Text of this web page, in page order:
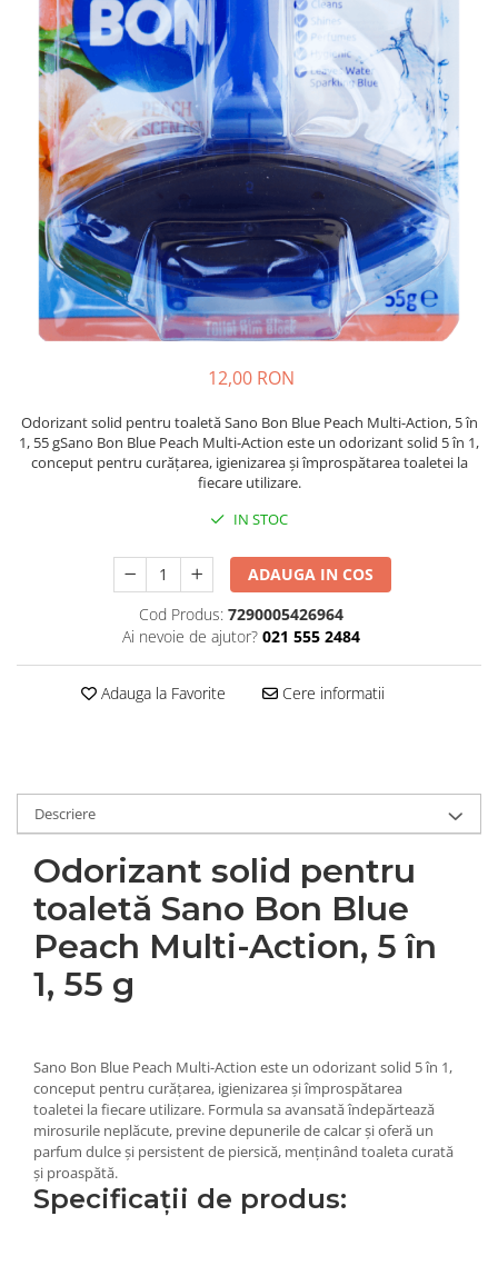
Insecticide
Dezinfectante
Absorbanti de Umiditate & Rezerve
Bioactivatori & Tratamente Fose
Septice
Manusi Protectie
Solutii curatare mobila
Ceaiuri
Cosmetice
Vopsea Par
Ingrijire Par
Ingrijire corp
Ingrijire maini
Ingrijire picioare
Ingrijire Urechi
Îngrijire Ten
Curatare Intretinere Incaltaminte
Farmaceutice
Make-up
Fond de ten
Produse incontinenta
Servetele Umede
12,00 RON
Odorizant solid pentru toaletă Sano Bon Blue Peach Multi-Action, 5 în
1, 55 gSano Bon Blue Peach Multi-Action este un odorizant solid 5 în 1,
conceput pentru curățarea, igienizarea și împrospătarea toaletei la
fiecare utilizare.
IN STOC
ADAUGA IN COS
Cod Produs: 7290005426964
Ai nevoie de ajutor? 021 555 2484
Adauga la Favorite Cere informatii
Descriere
Odorizant solid pentru
toaletă Sano Bon Blue
Peach Multi-Action, 5 în
1, 55 g
Sano Bon Blue Peach Multi-Action este un odorizant solid 5 în 1,
conceput pentru curățarea, igienizarea și împrospătarea
toaletei la fiecare utilizare. Formula sa avansatăîndepărtează
mirosurile neplăcute, previne depunerile de calcar și oferă un
parfum dulce și persistent de piersică, menținând toaletacurată
și proaspătă.
Specificații de produs: